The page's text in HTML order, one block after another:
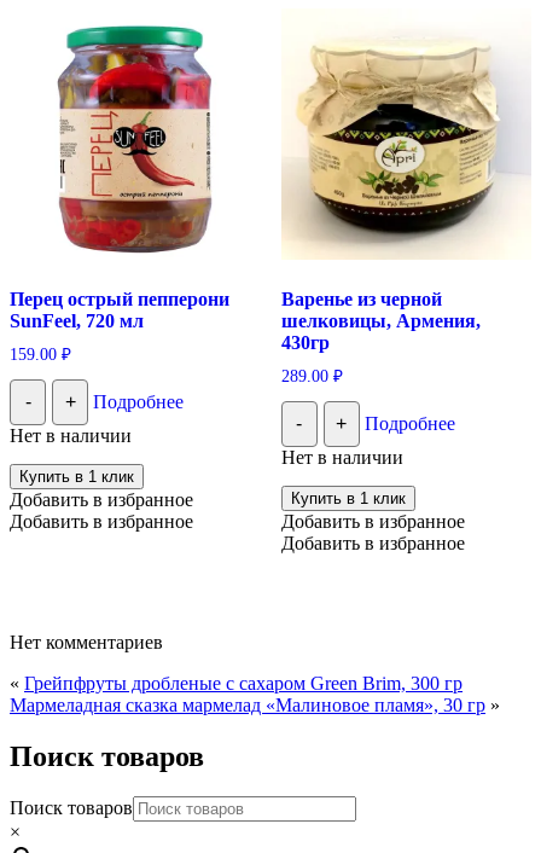
Перец острый пепперони
SunFeel, 720 мл
159.00 ₽
- +
Подробнее
Нет в наличии
Купить в 1 клик
Добавить в избранное
Добавить в избранное
Варенье из черной
шелковицы, Армения,
430гр
289.00 ₽
- +
Подробнее
Нет в наличии
Купить в 1 клик
Добавить в избранное
Добавить в избранное
Нет комментариев
« Грейпфруты дробленые с сахаром Green Brim, 300 гр
Мармеладная сказка мармелад «Малиновое пламя», 30 гр »
Поиск товаров
Поиск товаров
×